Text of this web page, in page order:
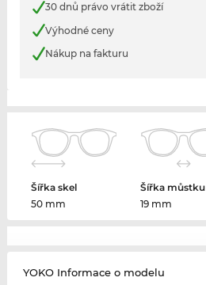
30 dnů právo vrátit zboží
Výhodné ceny
Nákup na fakturu
Šířka skel
50 mm
Šířka můstku
19 mm
YOKO Informace o modelu